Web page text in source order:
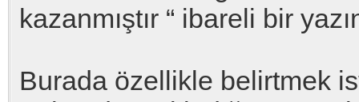
kazanmıştır “ ibareli bir
Burada özellikle belirtmek